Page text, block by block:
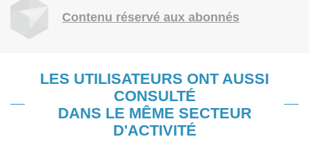
Contenu réservé aux abonnés
LES UTILISATEURS ONT AUSSI
CONSULTÉ
DANS LE MÊME SECTEUR
D'ACTIVITÉ